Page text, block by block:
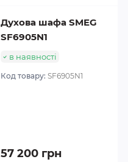
Духова шафа SMEG
SF6905N1
в наявності
Код товару: SF6905N1
57 200 грн